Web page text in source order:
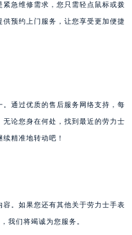
急维修需求，您只需轻点鼠标或拨
预约上门服务，让您享受更加便捷
通过优质的售后服务网络支持，每
论您身在何处，找到最近的劳力士
精准地转动吧！
容。如果您还有其他关于劳力士手表
我们将竭诚为您服务。